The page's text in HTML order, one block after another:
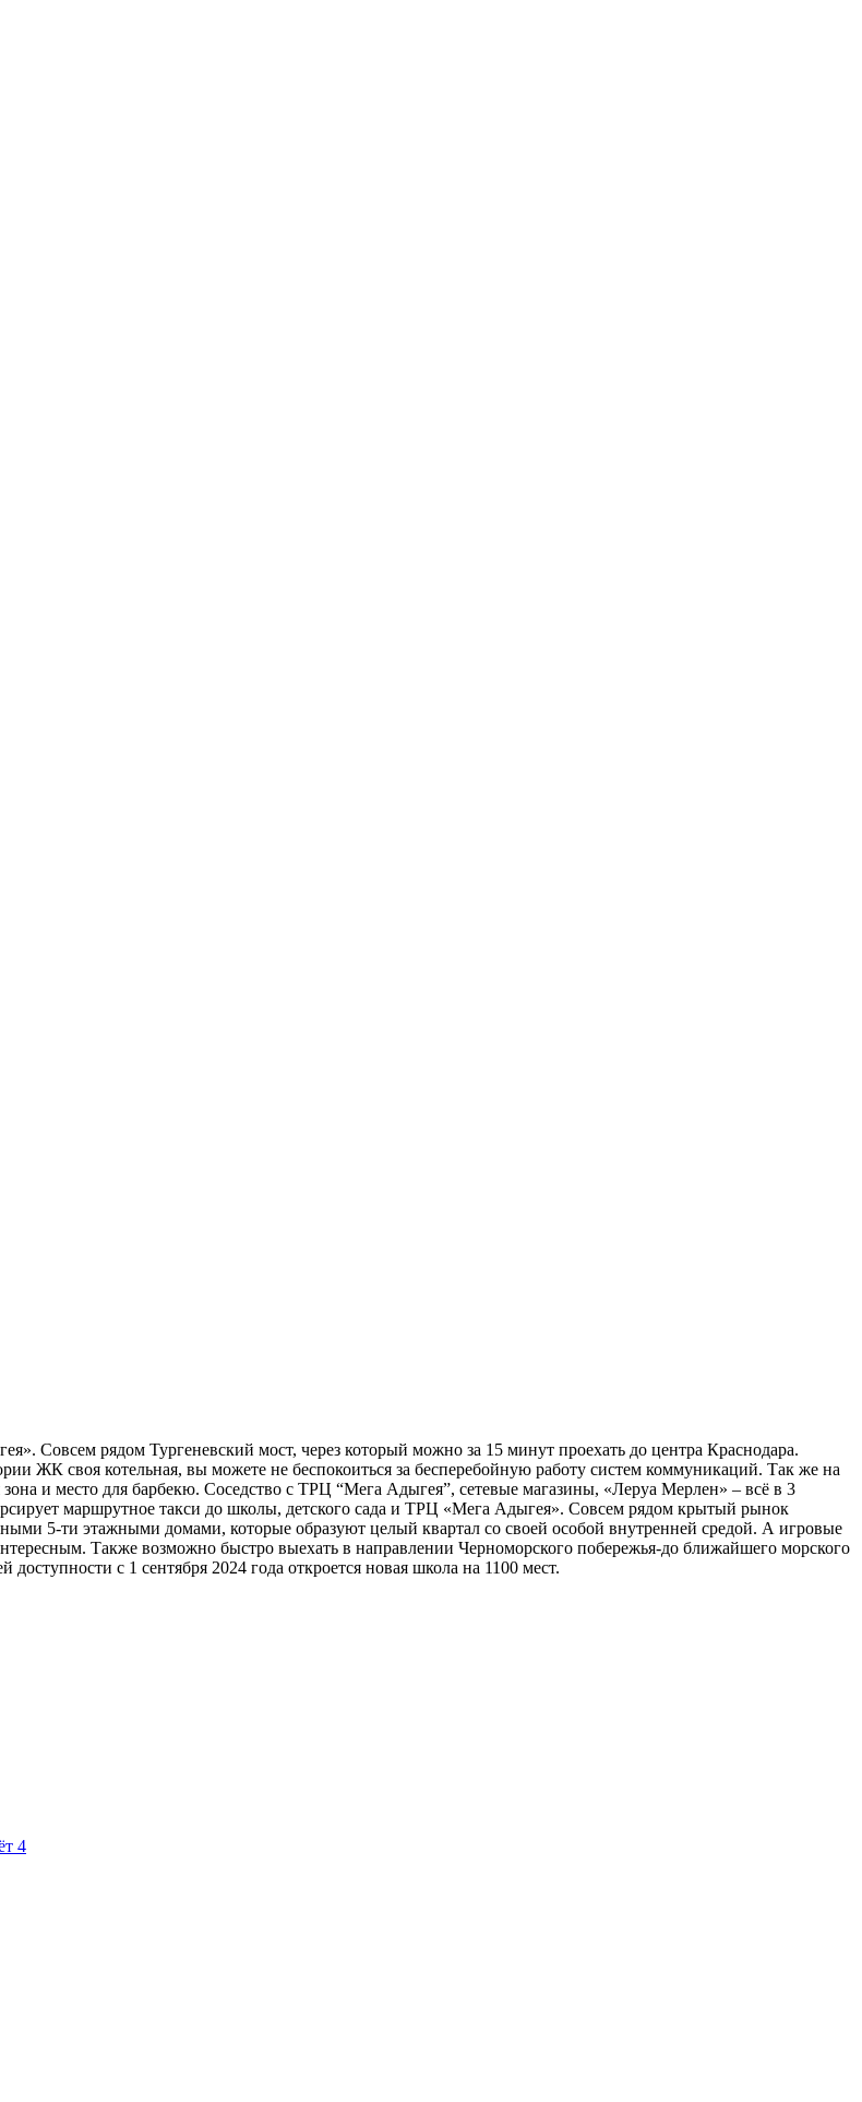
рядом Тургеневский мост, через который можно за 15 минут проехать до центра Краснодара.
ЖК своя котельная, вы можете не беспокоиться за бесперебойную работу систем коммуникаций. Так же на
и место для барбекю. Соседство с ТРЦ “Мега Адыгея”, сетевые магазины, «Леруа Мерлен» – всё в 3
маршрутное такси до школы, детского сада и ТРЦ «Мега Адыгея». Совсем рядом крытый рынок
5-ти этажными домами, которые образуют целый квартал со своей особой внутренней средой. А игровые
Также возможно быстро выехать в направлении Черноморского побережья-до ближайшего морского
с 1 сентября 2024 года откроется новая школа на 1100 мест.
4